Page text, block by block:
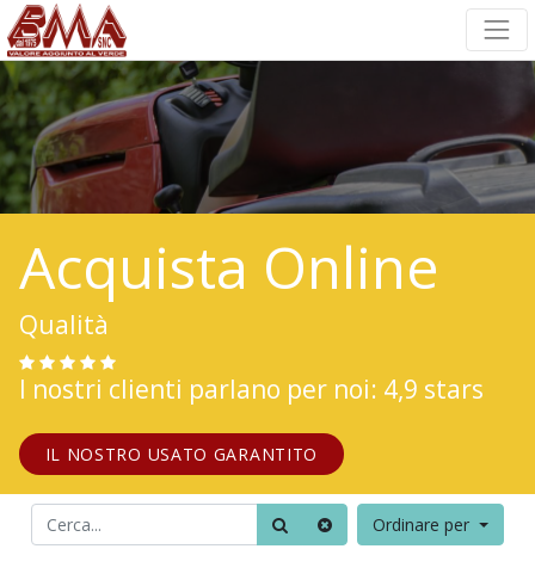
Acquista Online
Qualità
I nostri clienti parlano per noi: 4,9 stars
IL NOSTRO USATO GARANTITO
Ordinare per